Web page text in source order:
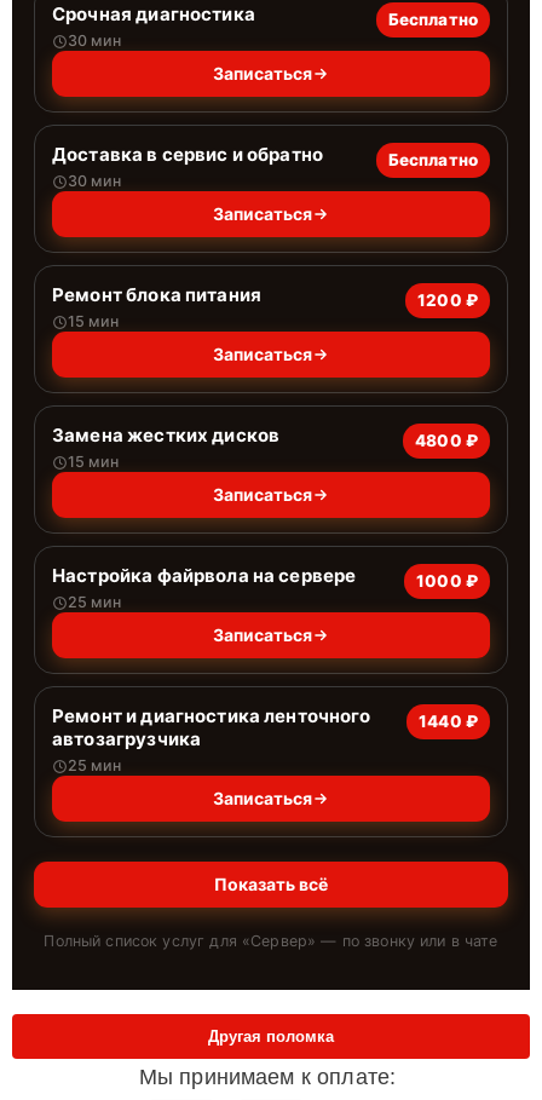
Срочная диагностика
30 мин
Бесплатно
Записаться
Доставка в сервис и обратно
30 мин
Бесплатно
Записаться
Ремонт блока питания
15 мин
1200 ₽
Записаться
Замена жестких дисков
15 мин
4800 ₽
Записаться
Настройка файрвола на сервере
25 мин
1000 ₽
Записаться
Ремонт и диагностика ленточного
автозагрузчика
25 мин
1440 ₽
Записаться
Показать всё
Полный список услуг для «Сервер» — по звонку или в чате
Мы принимаем к оплате:
Другая поломка